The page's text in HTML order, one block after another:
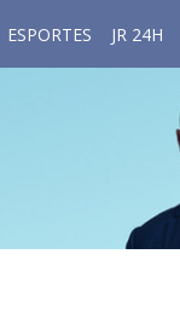
ESPORTES JR 24H